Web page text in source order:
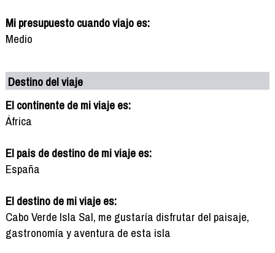
Mi presupuesto cuando viajo es:
Medio
Destino del viaje
El continente de mi viaje es:
África
El pais de destino de mi viaje es:
España
El destino de mi viaje es:
Cabo Verde Isla Sal, me gustaría disfrutar del paisaje,
gastronomía y aventura de esta isla